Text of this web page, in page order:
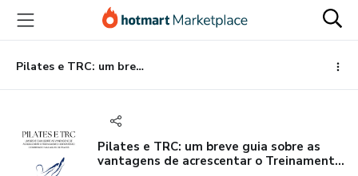
para
conteúdo
principal
para
pagamento
para
rodapé
Pilates e TRC: um breve guia sobre as vantagens de acrescentar o Treinamento Respiratório Combinado nas aulas de Pilates
Pilates e TRC: um breve guia sobre as
vantagens de acrescentar o Treinamento